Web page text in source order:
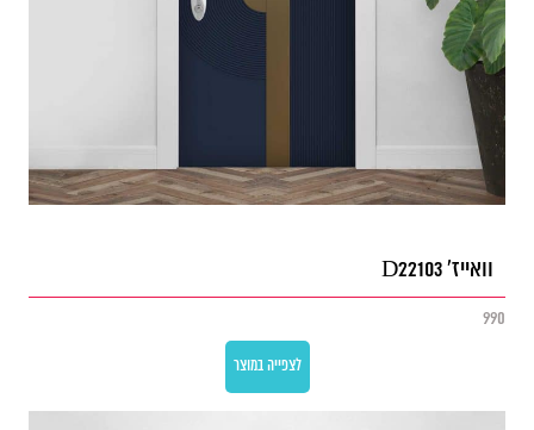
וואייז' D22103
990
לצפייה במוצר